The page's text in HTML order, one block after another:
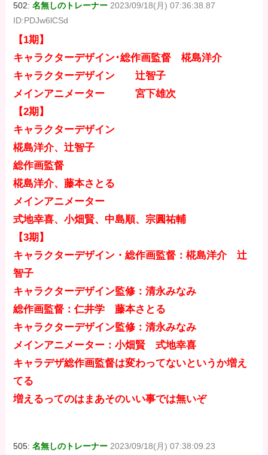
502:名無しのトレーナー 2023/09/18(月) 07:36:38.87
ID:PDJw6lCSd
【1期】
キャラクターデザイン･総作画監督 椛島洋介
キャラクターデザイン 辻智子
メインアニメーター 宮下雄次
【2期】
キャラクターデザイン
椛島洋介、辻智子
総作画監督
椛島洋介、藤本さとる
メインアニメーター
式地幸喜、小畑賢、中島順、宗圓祐輔
【3期】
キャラクターデザイン・総作画監督：椛島洋介 辻
智子
キャラクターデザイン監修：清永みなみ
総作画監督：仁井学 藤本さとる
キャラクターデザイン監修：清永みなみ
メインアニメーター：小畑賢 式地幸喜
キャラデザ総作画監督は変わってないというか増え
てる
増えるってのはまあそのいい事では無いぞ
505:名無しのトレーナー 2023/09/18(月) 07:38:09.23